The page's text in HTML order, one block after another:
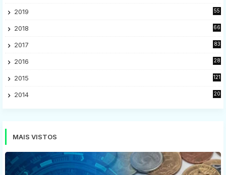
2019
55
2018
66
2017
83
2016
28
2015
121
2014
20
MAIS VISTOS